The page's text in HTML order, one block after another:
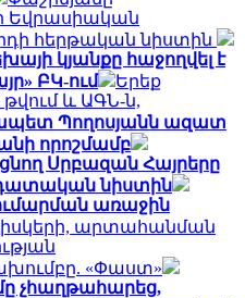
Եվրասիական
հերթական նիստին
կյանքը հաջողվել է
ԲԿ-ում
Երեք
և ԱԳՆ-ն,
Պողոսյանն ազատ
որոշմամբ
Սրբազան Հայրերը
դատական նիստին
առաջին
արտահանման
«Փաստ»
չհաղթահարեց,